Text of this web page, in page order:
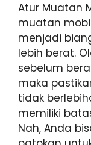
Atur Muatan
muatan
menjadi
lebih berat.
sebelum
maka
tidak
memiliki
Nah, Anda